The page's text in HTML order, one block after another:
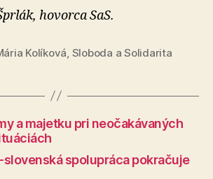
hovorca SaS.
Kolíková Sloboda a Solidarita
a majetku pri neočakávaných
spolupráca pokračuje